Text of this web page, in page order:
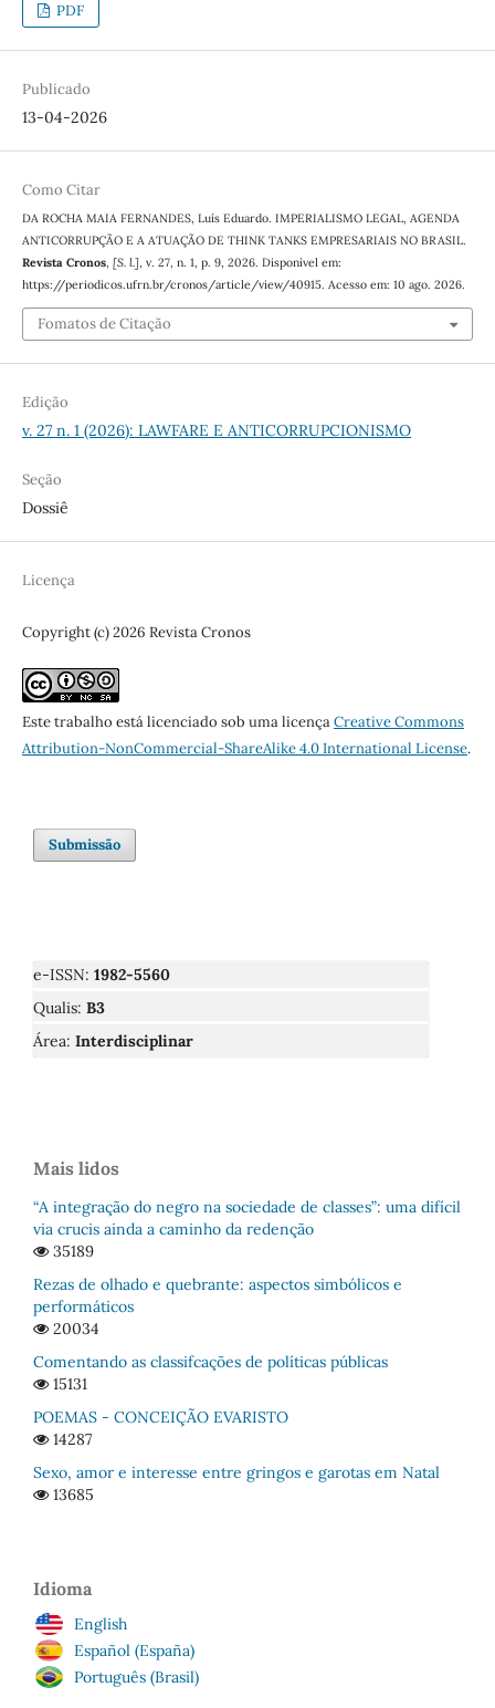
PDF
Publicado
13-04-2026
Como Citar
DA ROCHA MAIA FERNANDES, Luís Eduardo. IMPERIALISMO LEGAL, AGENDA
ANTICORRUPÇÃO E A ATUAÇÃO DE THINK TANKS EMPRESARIAIS NO BRASIL.
Revista Cronos, [S. l.], v. 27, n. 1, p. 9, 2026. Disponível em:
https://periodicos.ufrn.br/cronos/article/view/40915. Acesso em: 10 ago. 2026.
Fomatos de Citação
Edição
v. 27 n. 1 (2026): LAWFARE E ANTICORRUPCIONISMO
Seção
Dossiê
Licença
Copyright (c) 2026 Revista Cronos
Este trabalho está licenciado sob uma licençaCreative Commons
Attribution-NonCommercial-ShareAlike 4.0 International License.
Submissão
e-ISSN: 1982-5560
Qualis: B3
Área: Interdisciplinar
Mais lidos
“A integração do negro na sociedade de classes”: uma difícil
via crucis ainda a caminho da redenção
35189
Rezas de olhado e quebrante: aspectos simbólicos e
performáticos
20034
Comentando as classifcações de políticas públicas
15131
POEMAS - CONCEIÇÃO EVARISTO
14287
Sexo, amor e interesse entre gringos e garotas em Natal
13685
Idioma
English
Español (España)
Português (Brasil)